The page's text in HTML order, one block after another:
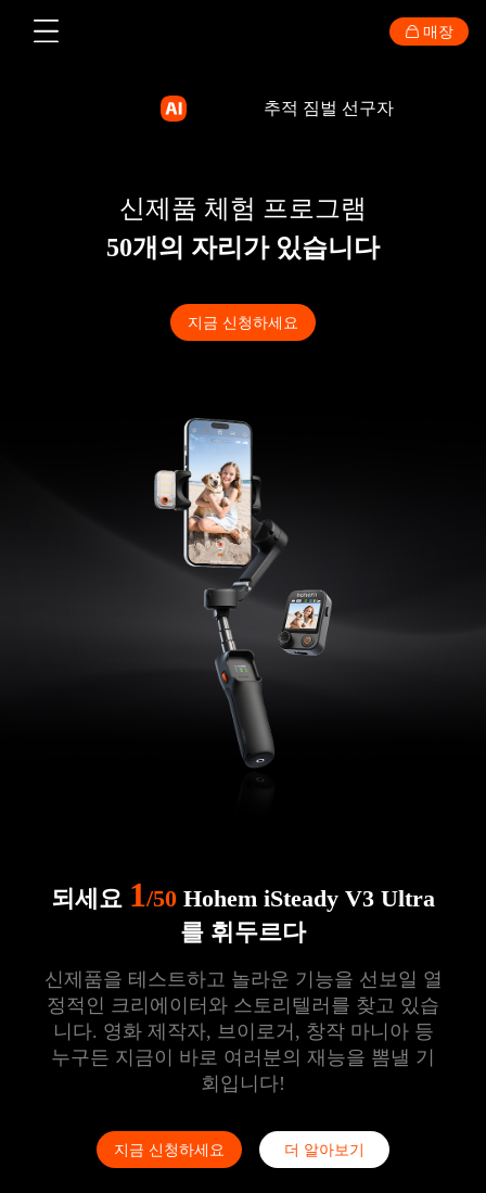
매장
전문 액세서리 지원 정보
iSteady V3 Ultra
추적 짐벌 선구자
신제품 체험 프로그램
50개의 자리가 있습니다
지금 신청하세요
되세요 1/50 Hohem iSteady V3 Ultra
를 휘두르다
신제품을 테스트하고 놀라운 기능을 선보일 열
정적인 크리에이터와 스토리텔러를 찾고 있습
니다. 영화 제작자, 브이로거, 창작 마니아 등
누구든 지금이 바로 여러분의 재능을 뽐낼 기
회입니다!
지금 신청하세요 더 알아보기